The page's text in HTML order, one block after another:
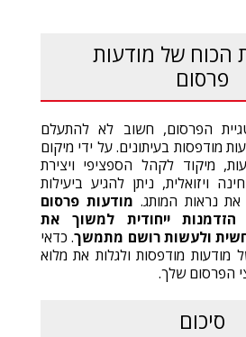
הכוח של מודעות
פרסום
הפרסום, חשוב לא להתעלם
מודפסות בעיתונים. על ידי מיקום
מיקוד לקהל הספציפי ויצירת
ויזואלית, ניתן להגיע ביעילות
נראות המותג. מודעות פרסום
הזדמנות ייחודית למשוך את
ולעשות רושם מתמשך. כדאי
מודפסות ולגלות את מלוא
הפרסום שלך.
סיכום